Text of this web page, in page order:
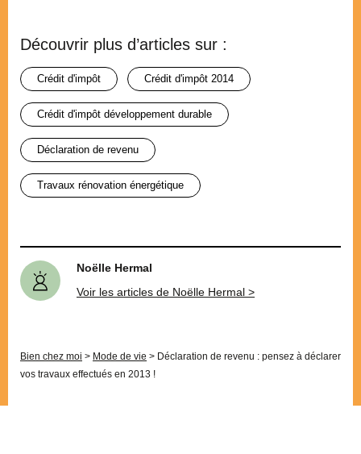
Découvrir plus d’articles sur :
crédit d'impôt crédit d'impôt 2014
crédit d'impôt développement durable
déclaration de revenu
travaux rénovation énergétique
Noëlle Hermal
Voir les articles de Noëlle Hermal >
Bien chez moi > Mode de vie > Déclaration de revenu : pensez à déclarer
vos travaux effectués en 2013 !